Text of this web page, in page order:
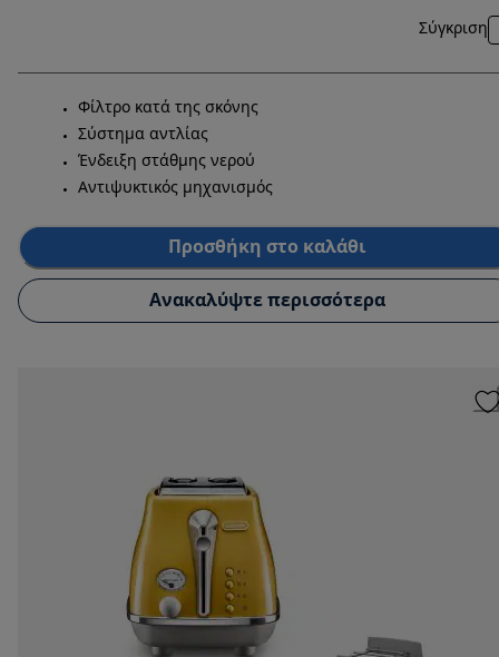
Σύγκριση
Φίλτρο κατά της σκόνης
Σύστημα αντλίας
Ένδειξη στάθμης νερού
Αντιψυκτικός μηχανισμός
Προσθήκη στο καλάθι
Ανακαλύψτε περισσότερα